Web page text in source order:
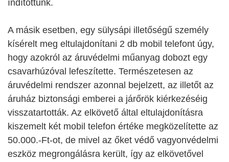
índítottunk.
A másik esetben, egy sülysápi illetőségű személy
kísérelt meg eltulajdonítani 2 db mobil telefont úgy,
hogy azokról az áruvédelmi műanyag dobozt egy
csavarhúzóval lefeszítette. Természetesen az
áruvédelmi rendszer azonnal bejelzett, az illetőt az
áruház biztonsági emberei a járőrök kiérkezéséig
visszatartották. Az elkövető által eltulajdonításra
kiszemelt két mobil telefon értéke megközelítette az
50.000.-Ft-ot, de mivel az őket védő vagyonvédelmi
eszköz megrongálásra került, így az elkövetővel